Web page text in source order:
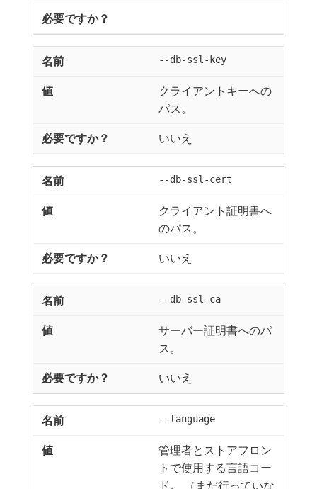
--db-ssl-key
クライアントキーへの
パス。
いいえ
--db-ssl-cert
クライアント証明書へ
のパス。
いいえ
--db-ssl-ca
サーバー証明書へのパ
ス。
いいえ
--language
管理者とストアフロン
トで使用する言語コー
ド。 （まだ行っていな